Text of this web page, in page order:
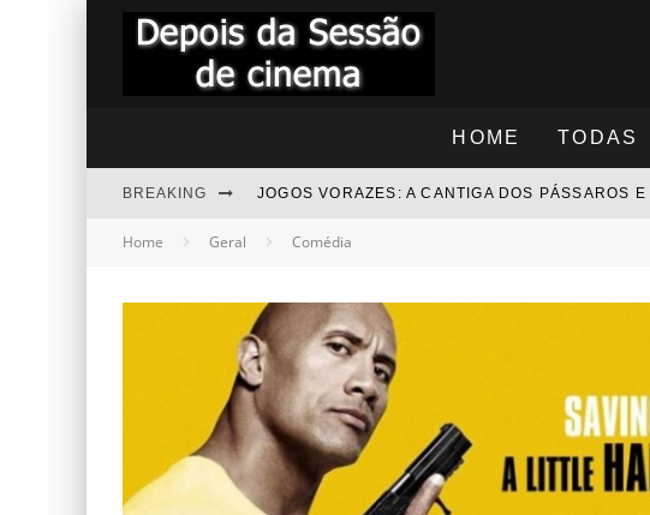
HOME TODAS
BREAKING JOGOS VORAZES: A CANTIGA DOS PÁSSAROS
"RAPIDINHA" TROLLS 3 - JUNTOS NOVAMENTE -
BEZOURO AZUL - COMENTÁRIOS
“RAPIDINHA” MEGATUBARÃO 2 – COMENTÁRIOS
Home Geral Comédia